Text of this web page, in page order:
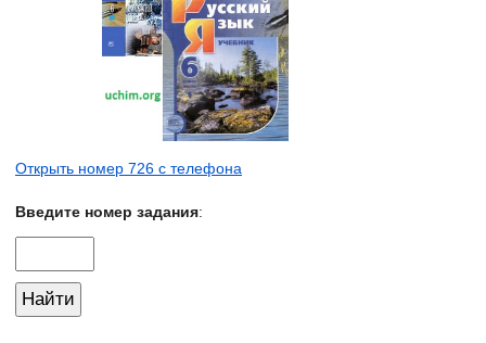
Открыть номер 726 с телефона
Введите номер задания: